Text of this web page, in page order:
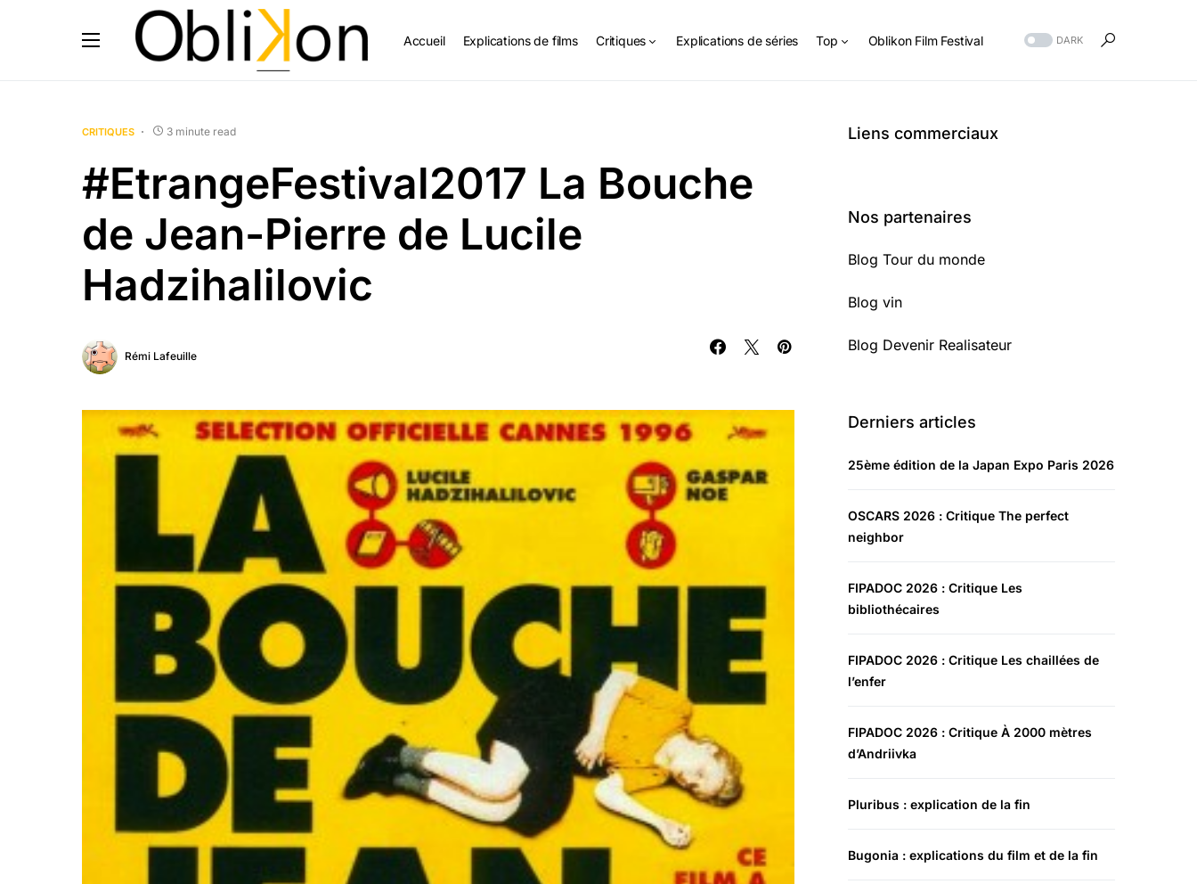
Accueil Explications de films Critiques Explications de séries Top Oblikon Film Festival DARK
CRITIQUES 3 minute read
#EtrangeFestival2017 La Bouche
de Jean-Pierre de Lucile
Hadzihalilovic
Rémi Lafeuille
Liens commerciaux
Nos partenaires
Blog Tour du monde
Blog vin
Blog Devenir Realisateur
Derniers articles
25ème édition de la Japan Expo Paris 2026
OSCARS 2026 : Critique The perfect
neighbor
FIPADOC 2026 : Critique Les
bibliothécaires
FIPADOC 2026 : Critique Les chaillées de
l’enfer
FIPADOC 2026 : Critique À 2000 mètres
d’Andriivka
Pluribus : explication de la fin
Bugonia : explications du film et de la fin